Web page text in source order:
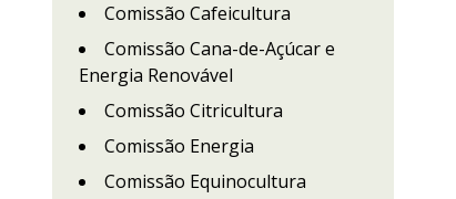
Comissão Cafeicultura
Comissão Cana-de-Açúcar e
Energia Renovável
Comissão Citricultura
Comissão Energia
Comissão Equinocultura